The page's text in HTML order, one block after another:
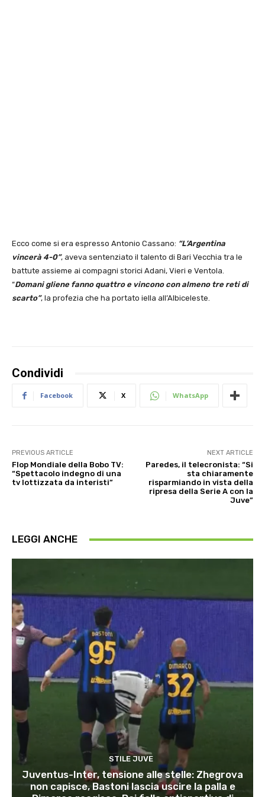
Ecco come si era espresso Antonio Cassano: “L’Argentina
vincerà 4-0”, aveva sentenziato il talento di Bari Vecchia tra le
battute assieme ai compagni storici Adani, Vieri e Ventola.
“Domani gliene fanno quattro e vincono con almeno tre reti di
scarto”, la profezia che ha portato iella all’Albiceleste.
Condividi
Facebook X WhatsApp
PREVIOUS ARTICLE
Flop Mondiale della Bobo TV:
“Spettacolo indegno di una
tv lottizzata da interisti”
NEXT ARTICLE
Paredes, il telecronista: “Si
sta chiaramente
risparmiando in vista della
ripresa della Serie A con la
Juve”
LEGGI ANCHE
STILE JUVE
Juventus-Inter, tensione alle stelle: Zhegrova
non capisce, Bastoni lascia uscire la palla e